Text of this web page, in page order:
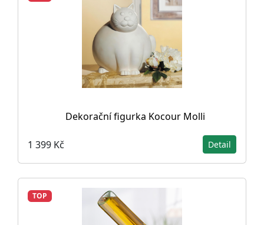
Dekorační figurka Kocour Molli
1 399 Kč Detail
TOP